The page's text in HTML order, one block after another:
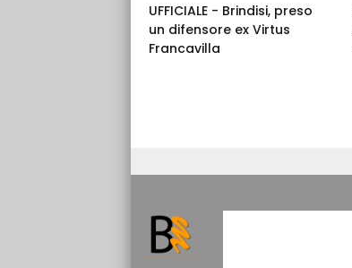
UFFICIALE - Brindisi, preso
un difensore ex Virtus
Francavilla